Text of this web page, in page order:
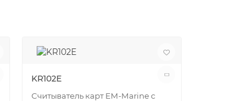
KR102E
Считыватель карт EM-Marine с